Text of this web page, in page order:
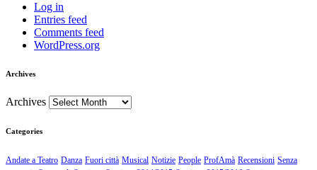
Log in
Entries feed
Comments feed
WordPress.org
Archives
Archives
Categories
Andate a Teatro Danza Fuori città Musical Notizie People ProfAmà Recensioni Senza